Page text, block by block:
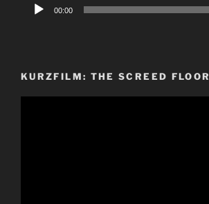
00:00
KURZFILM: THE SCREED FLOOR